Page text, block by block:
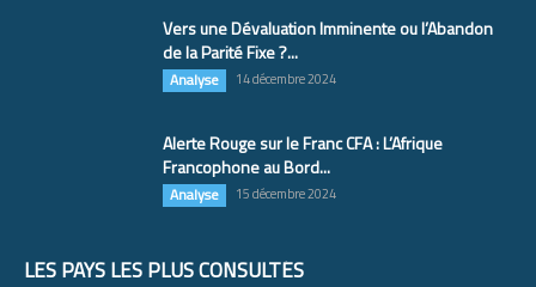
Vers une Dévaluation Imminente ou l’Abandon
de la Parité Fixe ?...
Analyse 14 décembre 2024
Alerte Rouge sur le Franc CFA : L’Afrique
Francophone au Bord...
Analyse 15 décembre 2024
LES PAYS LES PLUS CONSULTÉS